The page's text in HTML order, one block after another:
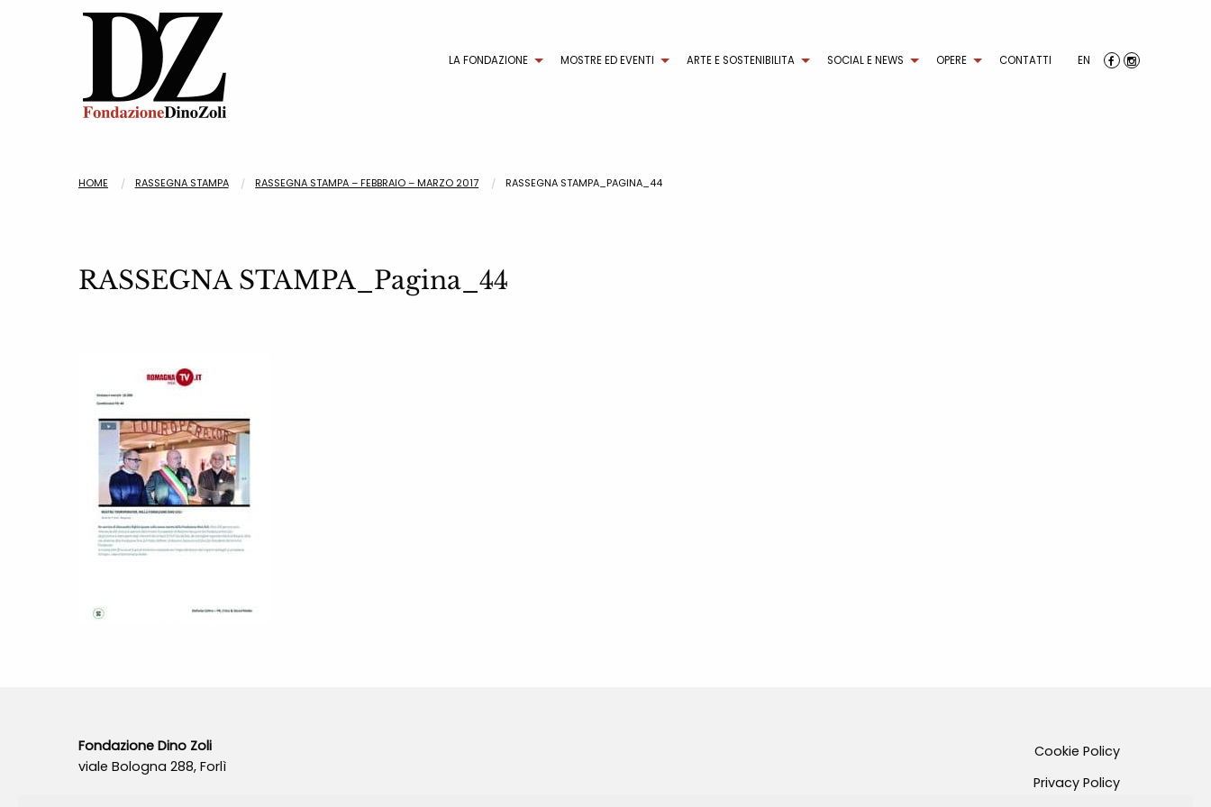
LA FONDAZIONE MOSTRE ED EVENTI ARTE E SOSTENIBILITA SOCIAL E NEWS OPERE CONTATTI EN
HOME RASSEGNA STAMPA RASSEGNA STAMPA – FEBBRAIO – MARZO 2017 RASSEGNA STAMPA_PAGINA_44
RASSEGNA STAMPA_Pagina_44
Fondazione Dino Zoli
viale Bologna 288, Forlì
Cookie Policy
Privacy Policy